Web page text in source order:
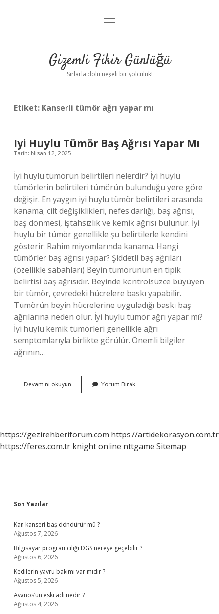
Anasayfa
Yasal Uyarı
menüyü
Gizemli Fikir Günlüğü
Sırlarla dolu neşeli bir yolculuk!
Etiket: Kanserli tümör ağrı yapar mı
Iyi Huylu Tümör Baş Ağrısı Yapar Mı
Tarih: Nisan 12, 2025
İyi huylu tümörün belirtileri nelerdir? İyi huylu
tümörlerin belirtileri tümörün bulunduğu yere göre
değişir. En yaygın iyi huylu tümör belirtileri arasında
kanama, cilt değişiklikleri, nefes darlığı, baş ağrısı,
baş dönmesi, iştahsızlık ve kemik ağrısı bulunur. İyi
huylu bir tümör genellikle şu belirtilerle kendini
gösterir: Rahim miyomlarında kanama. Hangi
tümörler baş ağrısı yapar? Şiddetli baş ağrıları
(özellikle sabahları) Beyin tümörünün en tipik
belirtisi baş ağrısıdır. Beyinde kontrolsüzce büyüyen
bir tümör, çevredeki hücrelere baskı yapabilir.
Tümörün beyin hücrelerine uyguladığı baskı baş
ağrılarına neden olur. İyi huylu tümör ağrı yapar mı?
İyi huylu kemik tümörleri genellikle ağrı
semptomlarıyla birlikte görülür. Önemli bilgiler
ağrının…
Devamını okuyun
Huylu
Mı
Yorum Bırak
https://gezirehberiforum.com https://artidekorasyon.com.tr
https://feres.com.tr knight online nttgame Sitemap
Sidebar
Son Yazılar
Kan kanseri baş döndürür mü ?
Ağustos 7, 2026
Bilgisayar programcılığı DGS nereye geçebilir ?
Ağustos 6, 2026
Kedilerin yavru bakımı var mıdır ?
Ağustos 5, 2026
Avanos’un eski adı nedir ?
Ağustos 4, 2026